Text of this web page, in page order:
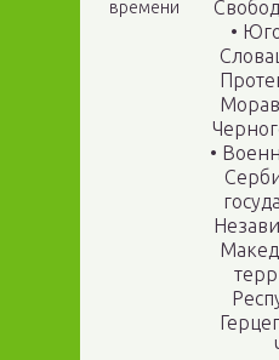
времени
•
•